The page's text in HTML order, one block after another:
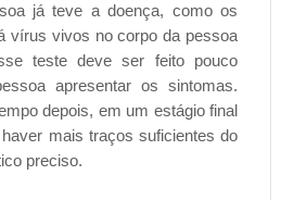
já teve a doença, como os
vírus vivos no corpo da pessoa
teste deve ser feito pouco
apresentar os sintomas.
depois, em um estágio final
mais traços suficientes do
preciso.